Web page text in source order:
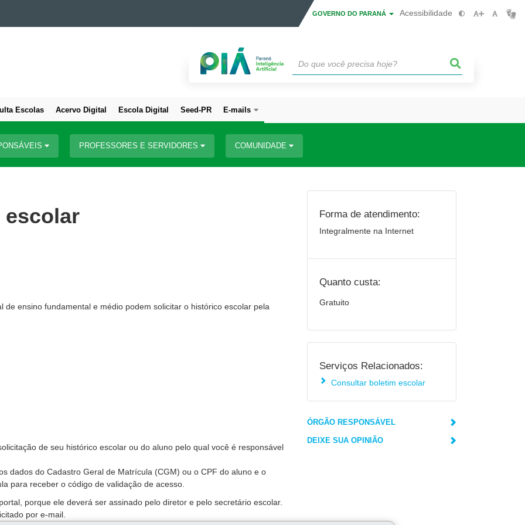
GOVERNO DO PARANÁ Acessibilidade
Escolas Acervo Digital Escola Digital Seed-PR E-mails
PROFESSORES E SERVIDORES COMUNIDADE
ensino fundamental e médio podem solicitar o histórico escolar pela
de seu histórico escolar ou do aluno pelo qual você é responsável
dados do Cadastro Geral de Matrícula (CGM) ou o CPF do aluno e o
para receber o código de validação de acesso.
porque ele deverá ser assinado pelo diretor e pelo secretário escolar.
por e-mail.
Forma de atendimento:
Integralmente na Internet
Quanto custa:
Gratuito
Serviços Relacionados:
Consultar boletim escolar
ÓRGÃO RESPONSÁVEL
DEIXE SUA OPINIÃO